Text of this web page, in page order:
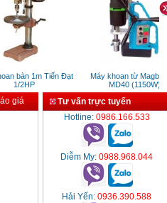
bàn 1m Tiến Đạt
1/2HP
Máy khoan từ Magbroach
MD40 (1150W)
giá
Tư vấn trực tuyến
Hotline: 0986.166.533
Diễm My: 0988.968.044
Hải Yến: 0936.390.588